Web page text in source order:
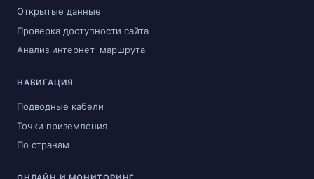
Открытые данные
Проверка доступности сайта
Анализ интернет-маршрута
НАВИГАЦИЯ
Подводные кабели
Точки приземления
По странам